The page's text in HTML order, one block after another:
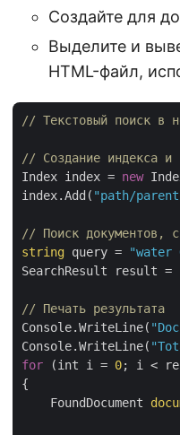
Создайте для
Выделите и
HTML-файл,
// Текстовый поиск в
// Создание индекса и
Index index = new
index.Add( "path/
// Поиск документов,
string query = "water
SearchResult result =
// Печать результата
Console.WriteLine(
Console.WriteLine(
for (int i = 0; i <
{
    FoundDocument